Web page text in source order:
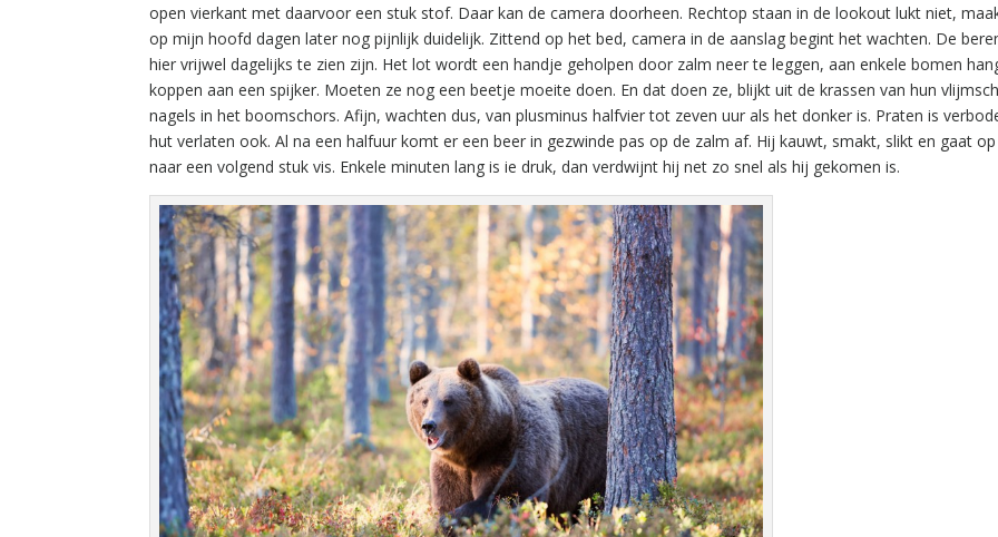
open vierkant met daarvoor een stuk stof. Daar kan de camera doorheen. Rechtop staan in de lookout lukt niet,
op mijn hoofd dagen later nog pijnlijk duidelijk. Zittend op het bed, camera in de aanslag begint het wachten. De
hier vrijwel dagelijks te zien zijn. Het lot wordt een handje geholpen door zalm neer te leggen, aan enkele bomen
koppen aan een spijker. Moeten ze nog een beetje moeite doen. En dat doen ze, blijkt uit de krassen van hun
nagels in het boomschors. Afijn, wachten dus, van plusminus halfvier tot zeven uur als het donker is. Praten is
hut verlaten ook. Al na een halfuur komt er een beer in gezwinde pas op de zalm af. Hij kauwt, smakt, slikt en gaat
naar een volgend stuk vis. Enkele minuten lang is ie druk, dan verdwijnt hij net zo snel als hij gekomen is.